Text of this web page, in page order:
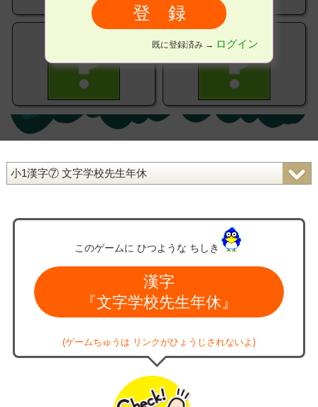
既に登録済み → ログイン
このゲームに ひつような ちしき
漢字
『文字学校先生年休』
(ゲームちゅうは リンクがひょうじされないよ)